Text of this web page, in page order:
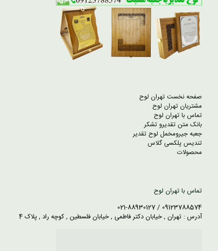
صفحه نخست تهران لوح
مشتریان تهران لوح
تماس با تهران لوح
بانک متن تقدیرو تشکر
جعبه جیرومخمل لوح تقدیر
تندیس پلکسی گلاس
محصولات
تماس با تهران لوح
09123788574 / 021-88930127
آدرس : تهران , خیابان دکتر فاطمی , خیابان فلسطین , کوچه راد , پلاک 4